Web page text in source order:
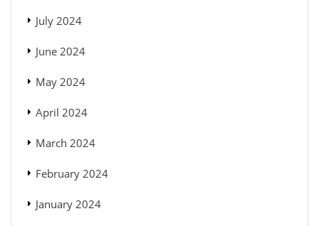
July 2024
June 2024
May 2024
April 2024
March 2024
February 2024
January 2024